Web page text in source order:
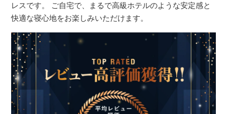
レスです。 ご自宅で、まるで高級ホテルのような安定感と
快適な寝心地をお楽しみいただけます。